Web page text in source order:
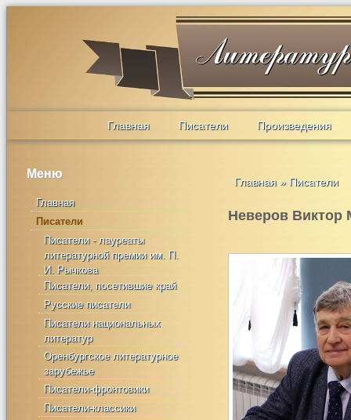
Главная Писатели Произведения
Меню
Главная
Писатели
Писатели - лауреаты
литературной премии им. П.
И. Рычкова
Писатели, посетившие край
Русские писатели
Писатели национальных
литератур
Оренбургское литературное
зарубежье
Писатели-фронтовики
Писатели-классики
Главная » Писатели
Неверов Виктор